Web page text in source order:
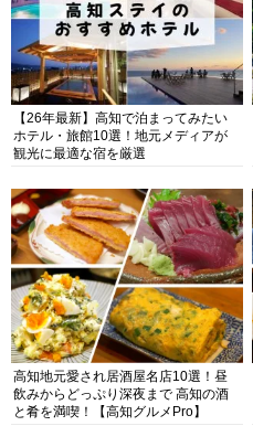
【26年最新】高知で泊まってみたい
ホテル・旅館10選！地元メディアが
観光に最適な宿を厳選
高知地元愛され居酒屋名店10選！昼
飲みからどっぷり深夜まで 高知の酒
と肴を満喫！【高知グルメPro】